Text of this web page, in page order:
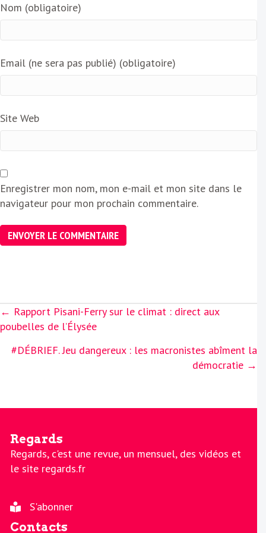
Nom (obligatoire)
Email (ne sera pas publié) (obligatoire)
Site Web
Enregistrer mon nom, mon e-mail et mon site dans le
navigateur pour mon prochain commentaire.
Posts
navigation
← Rapport Pisani-Ferry sur le climat : direct aux
poubelles de l’Élysée
#DÉBRIEF. Jeu dangereux : les macronistes abîment la
démocratie →
Regards
Regards, c'est une revue, un mensuel, des vidéos et
le site regards.fr
S'abonner
Contacts